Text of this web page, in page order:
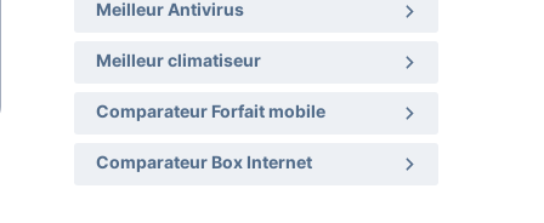
Meilleur Antivirus
Meilleur climatiseur
Comparateur Forfait mobile
Comparateur Box Internet